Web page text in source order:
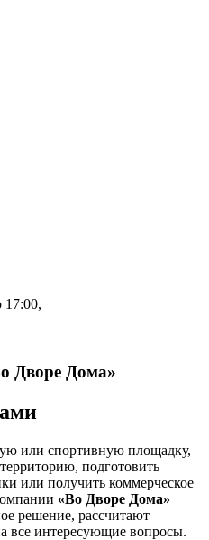
Дворе Дома»
или спортивную площадку,
подготовить
или получить коммерческое
«Во Дворе Дома»
решение, рассчитают
все интересующие вопросы.